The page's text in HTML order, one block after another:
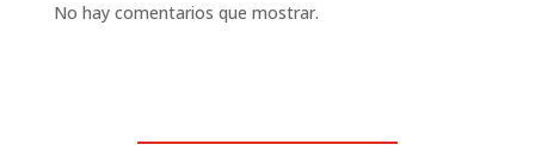
No hay comentarios que mostrar.